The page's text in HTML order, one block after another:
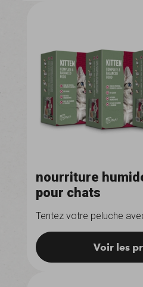
nourriture
pour chats
Tentez votre peluche
Voir les